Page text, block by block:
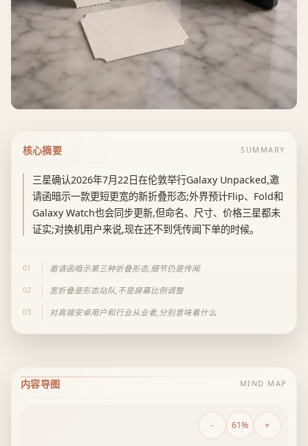
核心摘要 SUMMARY
三星确认2026年7月22日在伦敦举行Galaxy Unpacked,邀
请函暗示一款更短更宽的新折叠形态;外界预计Flip、Fold和
Galaxy Watch也会同步更新,但命名、尺寸、价格三星都未
证实;对换机用户来说,现在还不到凭传闻下单的时候。
01 邀请函暗示第三种折叠形态,细节仍是传闻
02 宽折叠是形态站队,不是屏幕比例调整
03 对高端安卓用户和行业从业者,分别意味着什么
内容导图 MIND MAP
- 61% +